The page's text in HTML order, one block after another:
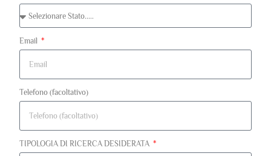
Email
Telefono (facoltativo)
TIPOLOGIA DI RICERCA DESIDERATA